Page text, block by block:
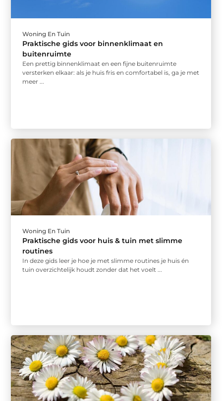
Woning En Tuin
Praktische gids voor binnenklimaat en
buitenruimte
Een prettig binnenklimaat en een fijne buitenruimte
versterken elkaar: als je huis fris en comfortabel is, ga je met
meer ...
Woning En Tuin
Praktische gids voor huis & tuin met slimme
routines
In deze gids leer je hoe je met slimme routines je huis én
tuin overzichtelijk houdt zonder dat het voelt ...